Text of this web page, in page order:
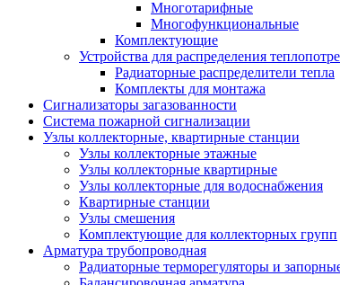
Многотарифные
Многофункциональные
Комплектующие
Устройства для распределения
Радиаторные распределители тепла
Комплекты для монтажа
Сигнализаторы загазованности
Система пожарной сигнализации
Узлы коллекторные, квартирные станции
Узлы коллекторные этажные
Узлы коллекторные квартирные
Узлы коллекторные для водоснабжения
Квартирные станции
Узлы смешения
Комплектующие для коллекторных групп
Арматура трубопроводная
Радиаторные терморегуляторы и